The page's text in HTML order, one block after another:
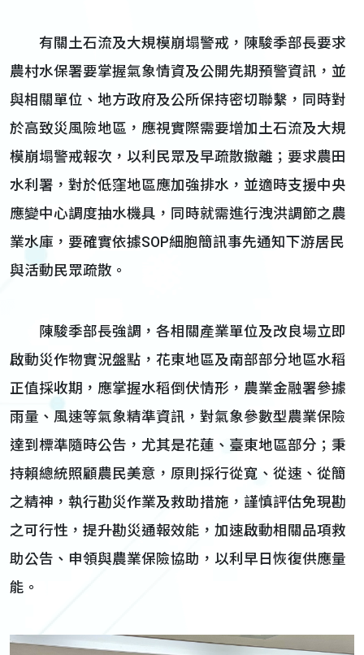
有關土石流及大規模崩塌警戒，陳駿季部長要求
農村水保署要掌握氣象情資及公開先期預警資訊，並
與相關單位、地方政府及公所保持密切聯繫，同時對
於高致災風險地區，應視實際需要增加土石流及大規
模崩塌警戒報次，以利民眾及早疏散撤離；要求農田
水利署，對於低窪地區應加強排水，並適時支援中央
應變中心調度抽水機具，同時就需進行洩洪調節之農
業水庫，要確實依據SOP細胞簡訊事先通知下游居民
與活動民眾疏散。
陳駿季部長強調，各相關產業單位及改良場立即
啟動災作物實況盤點，花東地區及南部部分地區水稻
正值採收期，應掌握水稻倒伏情形，農業金融署參據
雨量、風速等氣象精準資訊，對氣象參數型農業保險
達到標準隨時公告，尤其是花蓮、臺東地區部分；秉
持賴總統照顧農民美意，原則採行從寬、從速、從簡
之精神，執行勘災作業及救助措施，謹慎評估免現勘
之可行性，提升勘災通報效能，加速啟動相關品項救
助公告、申領與農業保險協助，以利早日恢復供應量
能。